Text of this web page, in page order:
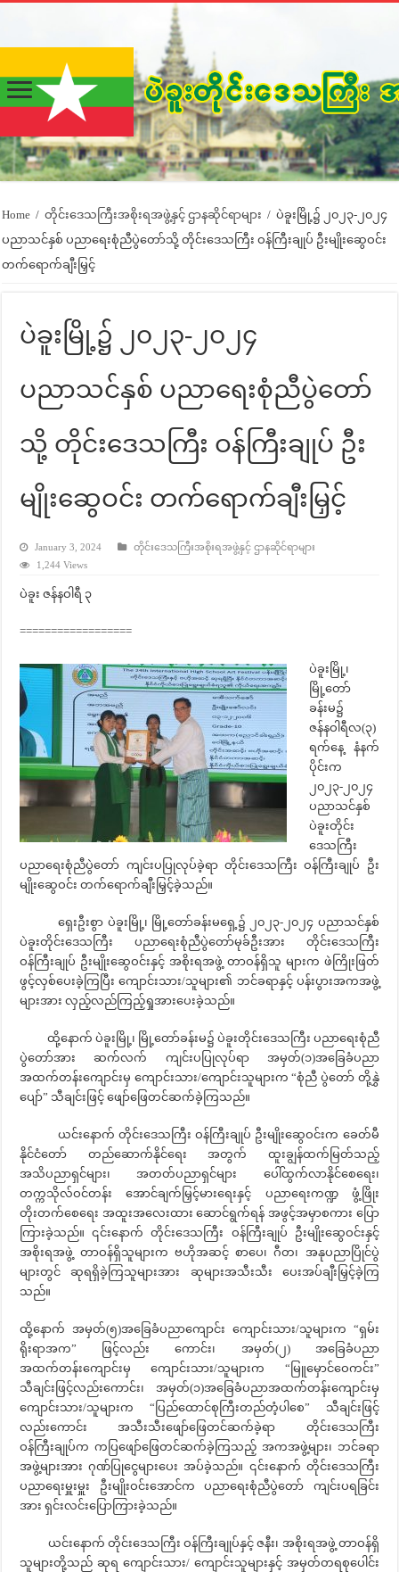
Home / တိုင်းဒေသကြီးအစိုးရအဖွဲ့နှင့် ဌာနဆိုင်ရာများ / ပဲခူးမြို့၌ ၂၀၂၃-၂၀၂၄
ပညာသင်နှစ် ပညာရေးစုံညီပွဲတော်သို့ တိုင်းဒေသကြီး ဝန်ကြီးချုပ် ဦးမျိုးဆွေဝင်း
တက်ရောက်ချီးမြှင့်
ပဲခူးမြို့၌ ၂၀၂၃-၂၀၂၄
ပညာသင်နှစ် ပညာရေးစုံညီပွဲတော်
သို့ တိုင်းဒေသကြီး ဝန်ကြီးချုပ် ဦး
မျိုးဆွေဝင်း တက်ရောက်ချီးမြှင့်
January 3, 2024
တိုင်းဒေသကြီးအစိုးရအဖွဲ့နှင့် ဌာနဆိုင်ရာများ
1,244 Views
ပဲခူး ဇန်နဝါရီ ၃
==================
ပဲခူးမြို့၊
မြို့တော်
ခန်းမ၌
ဇန်နဝါရီလ(၃)
ရက်နေ့ နံနက်
ပိုင်းက
၂၀၂၃-၂၀၂၄
ပညာသင်နှစ်
ပဲခူးတိုင်း
ဒေသကြီး
ပညာရေးစုံညီပွဲတော် ကျင်းပပြုလုပ်ခဲ့ရာ တိုင်းဒေသကြီး ဝန်ကြီးချုပ် ဦး
မျိုးဆွေဝင်း တက်ရောက်ချီးမြှင့်ခဲ့သည်။
ရှေးဦးစွာ ပဲခူးမြို့၊ မြို့တော်ခန်းမရှေ့၌ ၂၀၂၃-၂၀၂၄ ပညာသင်နှစ်
ပဲခူးတိုင်းဒေသကြီး ပညာရေးစုံညီပွဲတော်မုခ်ဦးအား တိုင်းဒေသကြီး
ဝန်ကြီးချုပ် ဦးမျိုးဆွေဝင်းနှင့် အစိုးရအဖွဲ့ တာဝန်ရှိသူ များက ဖဲကြိုးဖြတ်
ဖွင့်လှစ်ပေးခဲ့ကြပြီး ကျောင်းသား/သူများ၏ ဘင်ခရာနှင့် ပန်းပွားအကအဖွဲ့
များအား လှည့်လည်ကြည့်ရှုအားပေးခဲ့သည်။
ထို့နောက် ပဲခူးမြို့၊ မြို့တော်ခန်းမ၌ ပဲခူးတိုင်းဒေသကြီး ပညာရေးစုံညီ
ပွဲတော်အား ဆက်လက် ကျင်းပပြုလုပ်ရာ အမှတ်(၁)အခြေခံပညာ
အထက်တန်းကျောင်းမှ ကျောင်းသား/ကျောင်းသူများက “စုံညီ ပွဲတော် တို့နွှဲ
ပျော်” သီချင်းဖြင့် ဖျော်ဖြေတင်ဆက်ခဲ့ကြသည်။
ယင်းနောက် တိုင်းဒေသကြီး ဝန်ကြီးချုပ် ဦးမျိုးဆွေဝင်းက ခေတ်မီ
နိုင်ငံတော် တည်ဆောက်နိုင်ရေး အတွက် ထူးချွန်ထက်မြတ်သည့်
အသိပညာရှင်များ၊ အတတ်ပညာရှင်များ ပေါ်ထွက်လာနိုင်စေရေး၊
တက္ကသိုလ်ဝင်တန်း‌ အောင်ချက်မြှင့်မားရေးနှင့် ပညာရေးကဏ္ဍ ဖွံ့ဖြိုး
တိုးတက်စေရေး အထူးအလေးထား ဆောင်ရွက်ရန် အဖွင့်အမှာစကား ပြော
ကြားခဲ့သည်။ ၎င်းနောက် တိုင်းဒေသကြီး ဝန်ကြီးချုပ် ဦးမျိုးဆွေဝင်းနှင့်
အစိုးရအဖွဲ့ တာဝန်ရှိသူများက ဗဟိုအဆင့် စာပေ၊ ဂီတ၊ အနုပညာပြိုင်ပွဲ
များတွင် ဆုရရှိခဲ့ကြသူများအား ဆုများအသီးသီး ပေးအပ်ချီးမြှင့်ခဲ့ကြ
သည်။
ထို့နောက် အမှတ်(၅)အခြေခံပညာကျောင်း ကျောင်းသား/သူများက “ရှမ်း
ရိုးရာအက” ဖြင့်လည်း ကောင်း၊ အမှတ်(၂) အခြေခံပညာ
အထက်တန်းကျောင်းမှ ကျောင်းသား/သူများက “မြူမှောင်ဝေကင်း”
သီချင်းဖြင့်လည်းကောင်း၊ အမှတ်(၁)အခြေခံပညာအထက်တန်းကျောင်းမှ
ကျောင်းသား/သူများက “ပြည်ထောင်စုကြီးတည်တံ့ပါစေ” သီချင်းဖြင့်
လည်းကောင်း အသီးသီးဖျော်ဖြေတင်ဆက်ခဲ့ရာ တိုင်းဒေသကြီး
ဝန်ကြီးချုပ်က ကပြဖျော်ဖြေတင်ဆက်ခဲ့ကြသည့် အကအဖွဲ့များ၊ ဘင်ခရာ
အဖွဲ့များအား ဂုဏ်ပြုငွေများပေး အပ်ခဲ့သည်။ ၎င်းနောက် တိုင်းဒေသကြီး
ပညာရေးမှူးမှူး ဦးမျိုးဝင်းအောင်က ပညာရေးစုံညီပွဲတော် ကျင်းပရခြင်း
အား ရှင်းလင်းပြောကြားခဲ့သည်။
ယင်းနောက် တိုင်းဒေသကြီး ဝန်ကြီးချုပ်နှင့် ဇနီး၊ အစိုးရအဖွဲ့ တာဝန်ရှိ
သူများတို့သည် ဆုရ ကျောင်းသား/ ကျောင်းသူများနှင့် အမှတ်တရစုပေါင်း